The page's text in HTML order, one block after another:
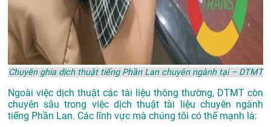
Chuyên ghia dịch thuật tiếng Phần Lan chuyên ngành tại – DTMT
Ngoài việc dịch thuật các tài liệu thông thường, DTMT còn
chuyên sâu trong việc dịch thuật tài liệu chuyên ngành
tiếng Phần Lan. Các lĩnh vực mà chúng tôi có thế mạnh là: